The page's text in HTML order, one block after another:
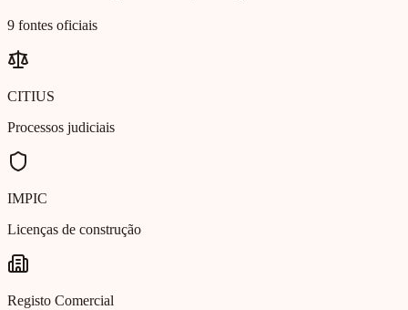
9 fontes oficiais
CITIUS
Processos judiciais
IMPIC
Licenças de construção
Registo Comercial